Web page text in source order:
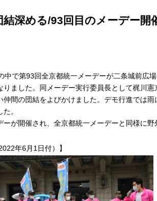
結深める/93回目のメーデー開
中で第93回全京都統一メーデーが二条城前広
ました。同メーデー実行委員長として梶川憲
仲間の団結をよびかけました。デモ行進では
。
ーが開催され、全京都統一メーデーと同様に野
年6月1日付）】